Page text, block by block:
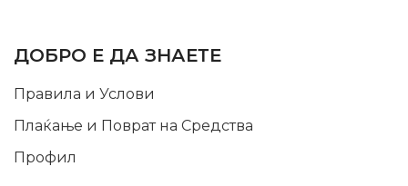
ДОБРО Е ДА ЗНАЕТЕ
Правила и Услови
Плаќање и Поврат на Средства
Профил